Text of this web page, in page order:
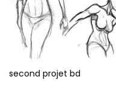
second projet bd